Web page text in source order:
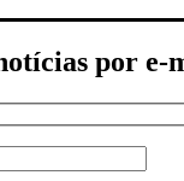
por e-